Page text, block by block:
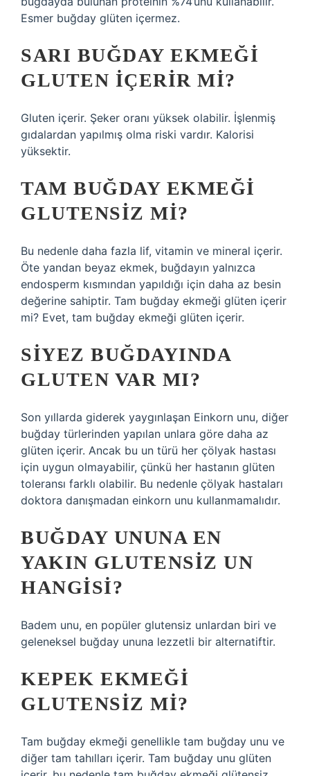
Esmer buğday glüten içermez.
SARI BUĞDAY EKMEĞI
GLUTEN IÇERIR MI?
Gluten içerir. Şeker oranı yüksek olabilir. İşlenmiş
gıdalardan yapılmış olma riski vardır. Kalorisi
yüksektir.
TAM BUĞDAY EKMEĞI
GLUTENSIZ MI?
Bu nedenle daha fazla lif, vitamin ve mineral içerir.
Öte yandan beyaz ekmek, buğdayın yalnızca
endosperm kısmından yapıldığı için daha az besin
değerine sahiptir. Tam buğday ekmeği glüten içerir
mi? Evet, tam buğday ekmeği glüten içerir.
SIYEZ BUĞDAYINDA
GLUTEN VAR MI?
Son yıllarda giderek yaygınlaşan Einkorn unu, diğer
buğday türlerinden yapılan unlara göre daha az
glüten içerir. Ancak bu un türü her çölyak hastası
için uygun olmayabilir, çünkü her hastanın glüten
toleransı farklı olabilir. Bu nedenle çölyak hastaları
doktora danışmadan einkorn unu kullanmamalıdır.
BUĞDAY UNUNA EN
YAKIN GLUTENSIZ UN
HANGISI?
Badem unu, en popüler glutensiz unlardan biri ve
geleneksel buğday ununa lezzetli bir alternatiftir.
KEPEK EKMEĞI
GLUTENSIZ MI?
Tam buğday ekmeği genellikle tam buğday unu ve
diğer tam tahılları içerir. Tam buğday unu glüten